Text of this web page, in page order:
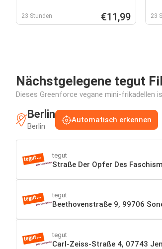
23 Stunden €11,99 23
Nächstgelegene tegut
Dieses Greenforce vegane mini-frikadellen
Berlin
Berlin
Automatisch erkennen
tegut
Straße Der Opfer Des
tegut
Beethovenstraße 9, 99706
tegut
Carl-Zeiss-Straße 4, 07743